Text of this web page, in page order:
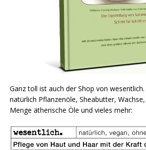
Ganz toll ist auch der Shop von
natürlich Pflanzenöle, Sheabutter,
Menge ätherische Öle und vieles mehr: